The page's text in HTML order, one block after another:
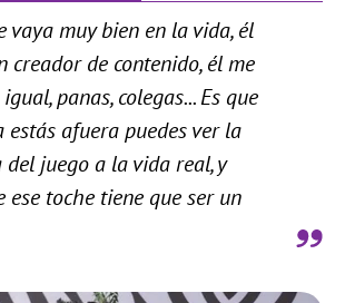
vaya muy bien en la vida, él
creador de contenido, él me
panas, colegas... Es que
estás afuera puedes ver la
juego a la vida real, y
ese toche tiene que ser un